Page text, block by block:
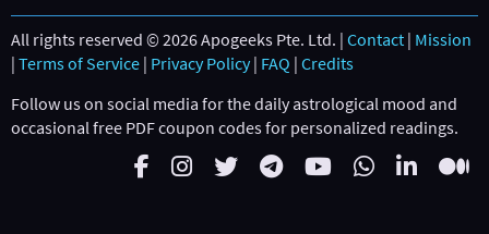
All rights reserved © 2026 Apogeeks Pte. Ltd. | Contact | Mission
| Terms of Service | Privacy Policy| FAQ | Credits
Follow us on social media for the daily astrological mood and
occasional free PDF coupon codes for personalized readings.